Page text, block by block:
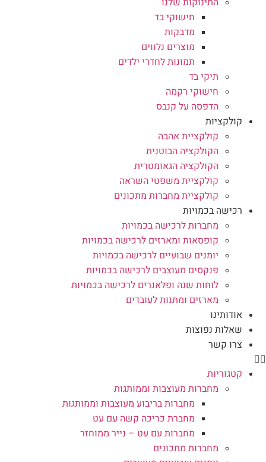
חישוקי בד
מדבקות
מוצרים נלווים
תמונות לחדרי ילדים
תיקי בד
חישוקי רקמה
הדפסה על קנבס
קולקציות
קולקציית אהבה
הקולקציה הבוטנית
הקולקציה הגאומטרית
קולקציית משפטי השראה
קולקציית מחברות מתכונים
רכישה בכמויות
מחברות לרכישה בכמויות
קופסאות ומארזים לרכישה בכמויות
יומנים שבועיים לרכישה בכמויות
פנקסים מעוצבים לרכישה בכמויות
לוחות שנה ופלאנרים לרכישה בכמויות
מארזים ומתנות לעובדים
אודותינו
שאלות נפוצות
צרו קשר
קטגוריות
מחברות מעוצבות וממותגות
מחברות בריבוע מעוצבות וממותגות
מחברת כריכה קשה עם עט
מחברות עם עט – נייר ממוחזר
מחברות מתכונים